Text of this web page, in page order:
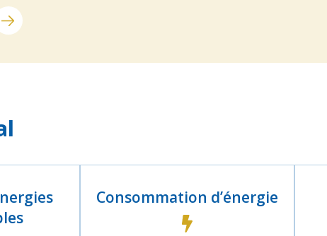
Consommation d’énergie